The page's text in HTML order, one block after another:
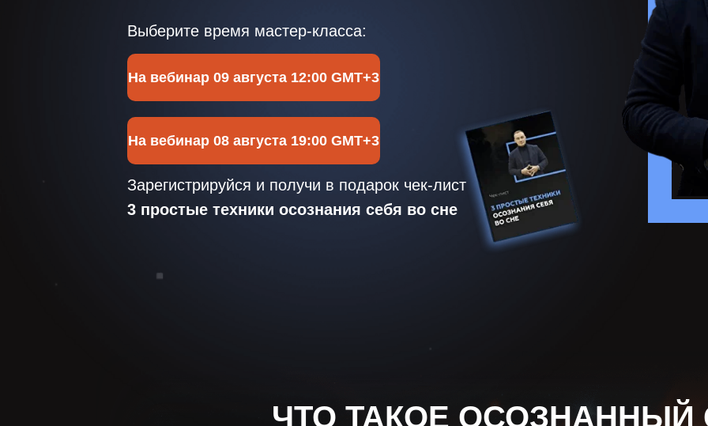
Зарегистрируйся и получи в подарок чек-лист
3 простые техники осознания себя во сне
ЧТО ТАКОЕ ОСОЗНАННЫЙ
На вебинар 09 августа 12:00 GMT+3
На вебинар 08 августа 19:00 GMT+3
Выберите время мастер-класса: